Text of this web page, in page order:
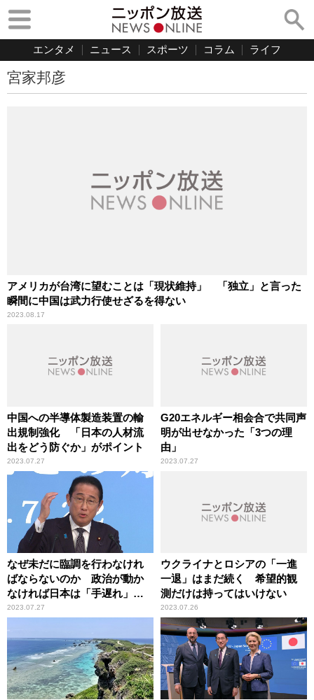
エンタメ ニュース スポーツ コラム ライフ
宮家邦彦
アメリカが台湾に望むことは「現状維持」 「独立」と言った
瞬間に中国は武力行使せざるを得ない
2023.08.17
中国への半導体製造装置の輸
出規制強化 「日本の人材流
出をどう防ぐか」がポイント
2023.07.27
G20エネルギー相会合で共同声
明が出せなかった「3つの理
由」
2023.07.27
なぜ未だに臨調を行わなけれ
ばならないのか 政治が動か
なければ日本は「手遅れ」に
なる
2023.07.27
ウクライナとロシアの「一進
一退」はまだ続く 希望的観
測だけは持ってはいけない
2023.07.26